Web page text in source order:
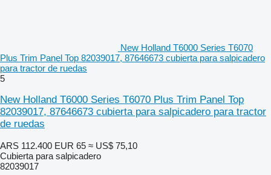
New Holland T6000 Series T6070
Plus Trim Panel Top 82039017, 87646673 cubierta para salpicadero
para tractor de ruedas
5
New Holland T6000 Series T6070 Plus Trim Panel Top
82039017, 87646673 cubierta para salpicadero para tractor
de ruedas
ARS 112.400 EUR 65 ≈ US$ 75,10
Cubierta para salpicadero
82039017